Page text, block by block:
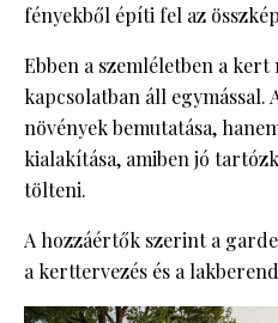
fényekből építi fel az
Ebben a szemléletben a kert
kapcsolatban áll egymással.
növények bemutatása,
kialakítása, amiben jó
tölteni.
A hozzáértők szerint a
a kerttervezés és a